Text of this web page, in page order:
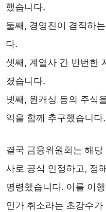
했습니다.
둘째, 경영진이 겸직하
다.
셋째, 계열사 간 빈번한
졌습니다.
넷째, 원캐싱 등의 주식
익을 함께 추구했습니다.
결국 금융위원회는 해
사로 공식 인정하고, 정
명령했습니다. 이를 이
인가 취소라는 초강수